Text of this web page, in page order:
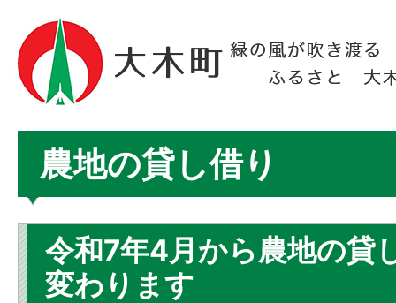
農地の貸し借り
令和7年4月から農地の貸
変わります